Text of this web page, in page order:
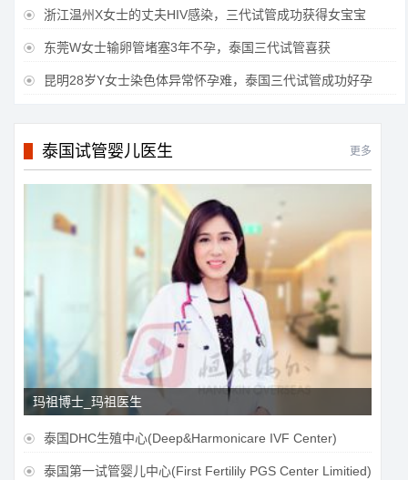
 浙江温州X女士的丈夫HIV感染，三代试管成功获得女宝宝
 东莞W女士输卵管堵塞3年不孕，泰国三代试管喜获
 昆明28岁Y女士染色体异常怀孕难，泰国三代试管成功好孕
泰国试管婴儿医生 更多
玛祖博士_玛祖医生
 泰国DHC生殖中心(Deep&Harmonicare IVF Center)
 泰国第一试管婴儿中心(First Fertilily PGS Center Limitied)